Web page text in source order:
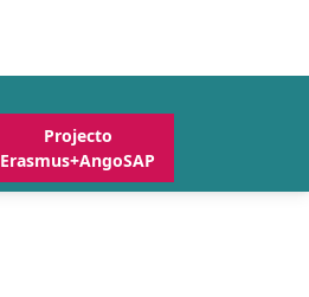
Projecto
Erasmus+AngoSAP